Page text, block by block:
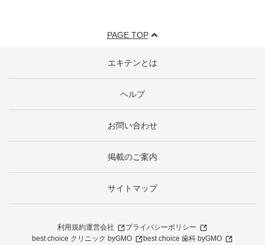
PAGE TOP
エキテンとは
ヘルプ
お問い合わせ
掲載のご案内
サイトマップ
利用規約運営会社
プライバシーポリシー
best choice クリニック byGMO
best choice 歯科 byGMO